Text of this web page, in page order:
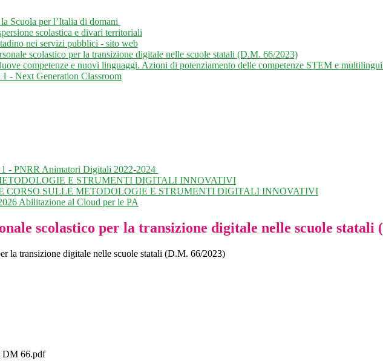
Scuola per l’Italia di domani
scolastica e divari territoriali
nei servizi pubblici - sito web
scolastico per la transizione digitale nelle scuole statali (D.M. 66/2023)
competenze e nuovi linguaggi. Azioni di potenziamento delle competenze STEM e
- Next Generation Classroom
- PNRR Animatori Digitali 2022-2024
E STRUMENTI DIGITALI INNOVATIVI
CORSO SULLE METODOLOGIE E STRUMENTI DIGITALI INNOVATIVI
Abilitazione al Cloud per le PA
scolastico per la transizione digitale nelle scuole statali
la transizione digitale nelle scuole statali (D.M. 66/2023)
DM 66.pdf